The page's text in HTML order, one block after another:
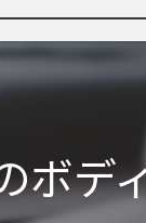
ボデ